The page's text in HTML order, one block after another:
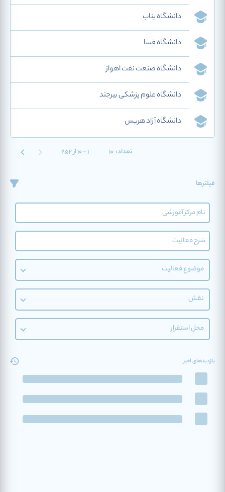
دانشگاه بناب
دانشگاه فسا
دانشگاه صنعت نفت اهواز
دانشگاه علوم پزشکی بیرجند
دانشگاه آزاد هریس
تعداد: 10 1 - 10 از 252
فیلترها
موضوع فعالیت
نقش
محل استقرار
بازدیدهای اخیر